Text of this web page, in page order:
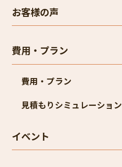
お客様の声
費用・プラン
費用・プラン
見積もりシミュレーション
イベント